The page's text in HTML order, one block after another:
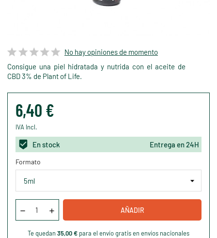
No hay opiniones de momento
Consigue una piel hidratada y nutrida con el aceite de
CBD 3% de Plant of Life.
6,40 €
IVA Incl.
En stock Entrega en 24H
Formato
AÑADIR
Te quedan 35,00 € para el envío gratis en envíos nacionales